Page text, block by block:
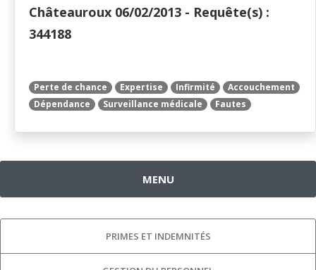
Châteauroux 06/02/2013 - Requête(s) :
344188
Perte de chance Expertise Infirmité
Accouchement
Dépendance
Surveillance médicale Fautes
MENU
PRIMES ET INDEMNITÉS